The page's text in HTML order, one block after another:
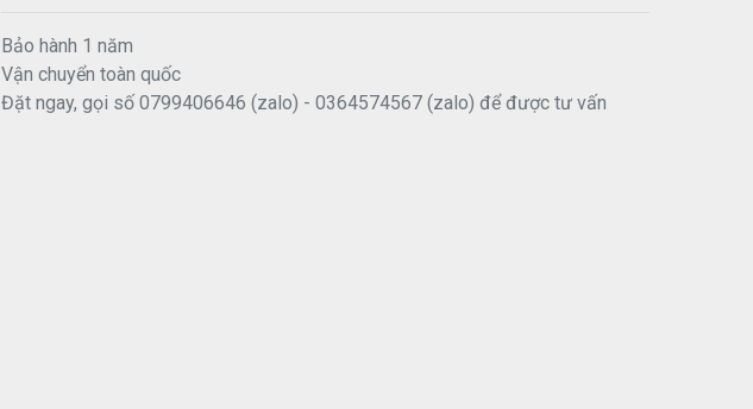
Bảo hành 1 năm
Vận chuyển toàn quốc
Đặt ngay, gọi số 0799406646 (zalo) - 0364574567 (zalo) để được tư vấn